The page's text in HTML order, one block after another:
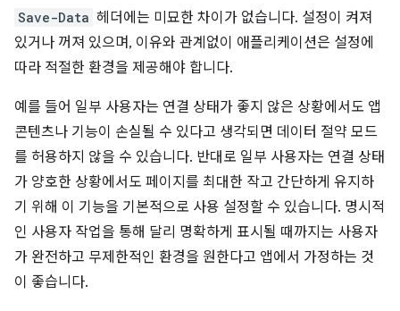
Save-Data 헤더에는 미묘한 차이가 없습니다. 설정이 켜져
있거나 꺼져 있으며, 이유와 관계없이 애플리케이션은 설정에
따라 적절한 환경을 제공해야 합니다.
예를 들어 일부 사용자는 연결 상태가 좋지 않은 상황에서도 앱
콘텐츠나 기능이 손실될 수 있다고 생각되면 데이터 절약 모드
를 허용하지 않을 수 있습니다. 반대로 일부 사용자는 연결 상태
가 양호한 상황에서도 페이지를 최대한 작고 간단하게 유지하
기 위해 이 기능을 기본적으로 사용 설정할 수 있습니다. 명시적
인 사용자 작업을 통해 달리 명확하게 표시될 때까지는 사용자
가 완전하고 무제한적인 환경을 원한다고 앱에서 가정하는 것
이 좋습니다.